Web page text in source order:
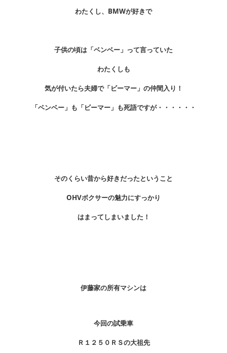
わたくし、BMWが好きで
子供の頃は「ベンベー」って言っていた
わたくしも
気が付いたら夫婦で「ビーマー」の仲間入り！
「ベンベー」も「ビーマー」も死語ですが・・・・・・
そのくらい昔から好きだったということ
OHVボクサーの魅力にすっかり
はまってしまいました！
伊藤家の所有マシンは
今回の試乗車
Ｒ１２５０ＲＳの大祖先